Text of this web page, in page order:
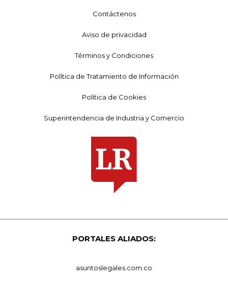
Contáctenos
Aviso de privacidad
Términos y Condiciones
Política de Tratamiento de Información
Política de Cookies
Superintendencia de Industria y Comercio
PORTALES ALIADOS:
asuntoslegales.com.co